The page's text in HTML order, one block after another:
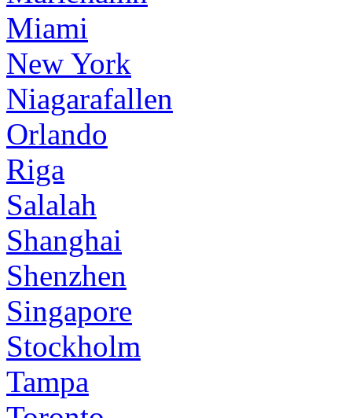
Miami
New York
Niagarafallen
Orlando
Riga
Salalah
Shanghai
Shenzhen
Singapore
Stockholm
Tampa